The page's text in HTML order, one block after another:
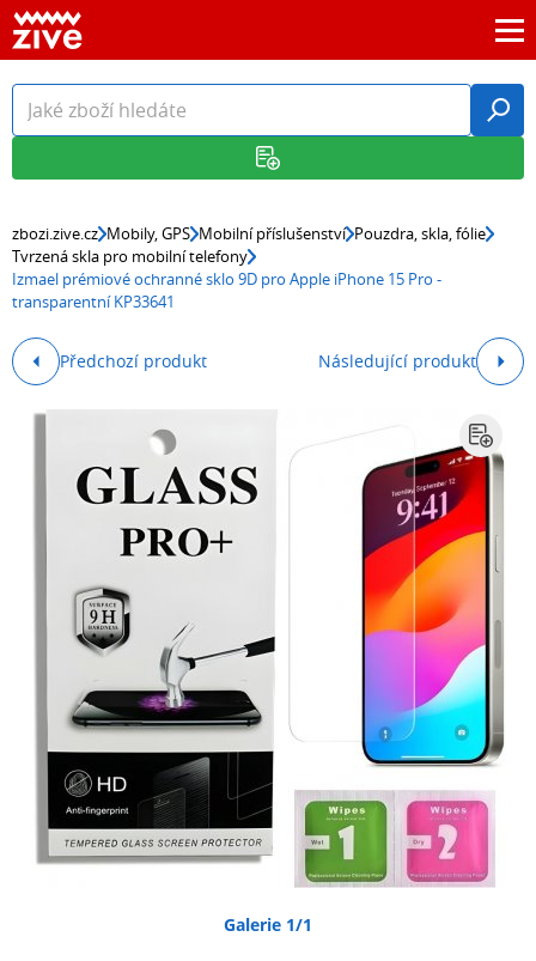
zbozi.zive.cz Mobily, GPS Mobilní příslušenství Pouzdra, skla, fólie
Tvrzená skla pro mobilní telefony
Izmael prémiové ochranné sklo 9D pro Apple iPhone 15 Pro -
transparentní KP33641
Předchozí produkt Následující produkt
Galerie 1/1